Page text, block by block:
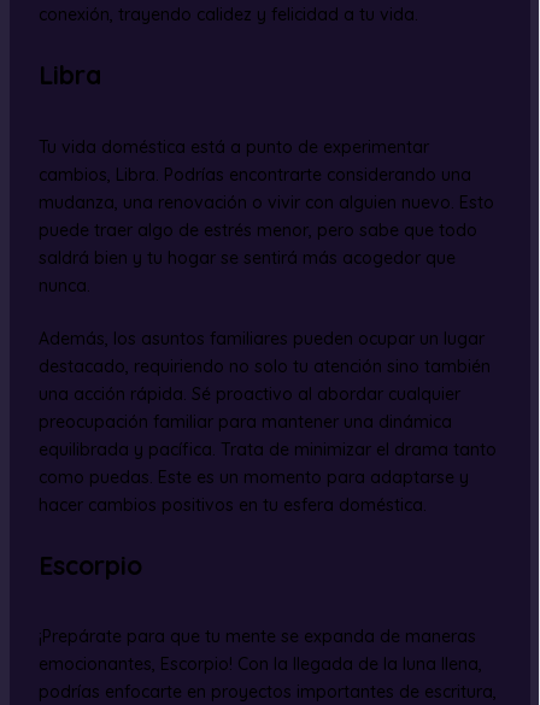
conexión, trayendo calidez y felicidad a tu vida.
Libra
Tu vida doméstica está a punto de experimentar
cambios, Libra. Podrías encontrarte considerando una
mudanza, una renovación o vivir con alguien nuevo. Esto
puede traer algo de estrés menor, pero sabe que todo
saldrá bien y tu hogar se sentirá más acogedor que
nunca.
Además, los asuntos familiares pueden ocupar un lugar
destacado, requiriendo no solo tu atención sino también
una acción rápida. Sé proactivo al abordar cualquier
preocupación familiar para mantener una dinámica
equilibrada y pacífica. Trata de minimizar el drama tanto
como puedas. Este es un momento para adaptarse y
hacer cambios positivos en tu esfera doméstica.
Escorpio
¡Prepárate para que tu mente se expanda de maneras
emocionantes, Escorpio! Con la llegada de la luna llena,
podrías enfocarte en proyectos importantes de escritura,